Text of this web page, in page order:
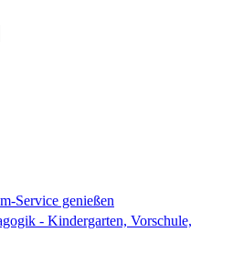
Service genießen
- Kindergarten, Vorschule,